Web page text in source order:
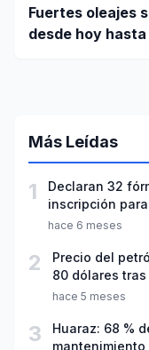
Fuertes oleajes
desde hoy hasta
Más Leídas
1
Declaran 32
inscripción
hace 6 meses
2
Precio del
80 dólares
hace 5 meses
3
Huaraz: 68 %